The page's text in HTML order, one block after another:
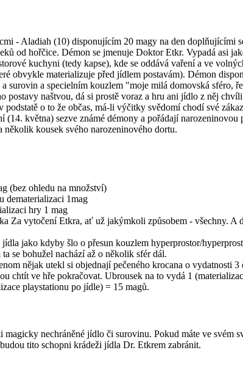
- Aladiah (10) disponujícím 20 magy na den
od hořčice. Démon se jmenuje Doktor Etkr. Vypadá asi
kuchyni (tedy kapse), kde se oddává vaření a ve
obvykle materializuje před jídlem postavám). Démon
surovin a specielním kouzlem "moje milá domovská
postavy naštvou, dá si prostě voraz a hru ani jídlo z něj
podstatě o to že občas, má-li výčitky svědomí chodí své
května) sezve známé démony a pořádají
kousek svého narozeninového dortu.
(bez ohledu na množství)
dematerializaci 1mag
hry 1 mag
Za vytočení Etkra, ať už jakýmkoli způsobem - všechny. A
jako kdyby šlo o přesun kouzlem hyperprostor/
se bohužel nachází až o několik sfér dál.
nějak utekl si objednají pečeného krocana o vydatnosti
chtít ve hře pokračovat. Ubrousek na to vydá 1
playstationu po jídle) = 15 magů.
nechráněné jídlo či surovinu. Pokud máte ve
tito schopni krádeži jídla Dr. Etkrem zabránit.